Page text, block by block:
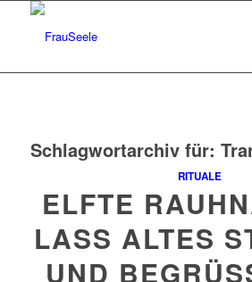
Schlagwortarchiv für:
RITUALE
ELFTE
LASS ALTES
UND